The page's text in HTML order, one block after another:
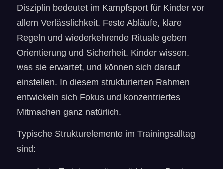
Disziplin bedeutet im Kampfsport für Kinder vor
allem Verlässlichkeit. Feste Abläufe, klare
Regeln und wiederkehrende Rituale geben
Orientierung und Sicherheit. Kinder wissen,
was sie erwartet, und können sich darauf
einstellen. In diesem strukturierten Rahmen
entwickeln sich Fokus und konzentriertes
Mitmachen ganz natürlich.
Typische Strukturelemente im Trainingsalltag
sind: